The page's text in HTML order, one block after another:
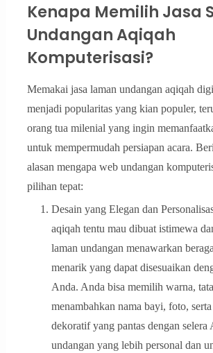
Kenapa Memilih Jasa
Undangan Aqiqah
Komputerisasi?
Memakai jasa laman undangan aqiqah
menjadi popularitas yang kian populer,
orang tua milenial yang ingin
untuk mempermudah persiapan acara.
alasan mengapa web undangan
pilihan tepat:
Desain yang Elegan dan
aqiqah tentu mau dibuat istimewa
laman undangan menawarkan
menarik yang dapat disesuaikan
Anda. Anda bisa memilih warna,
menambahkan nama bayi, foto,
dekoratif yang pantas dengan
undangan yang lebih personal dan